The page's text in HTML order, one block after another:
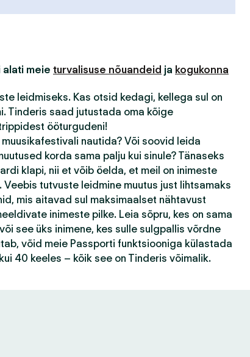
alati meie turvalisuse nõuandeid ja kogukonna
leidmiseks. Kas otsid kedagi, kellega sul on
Tinderis saad jutustada oma kõige
ööturgudeni!
nautida? Või soovid leida
korda sama palju kui sinule? Tänaseks
klapi, nii et võib öelda, et meil on inimeste
tutvuste leidmine muutus just lihtsamaks
mis aitavad sul maksimaalset nähtavust
inimeste pilke. Leia sõpru, kes on sama
see üks inimene, kes sulle sulgpallis võrdne
võid meie Passporti funktsiooniga külastada
40 keeles – kõik see on Tinderis võimalik.